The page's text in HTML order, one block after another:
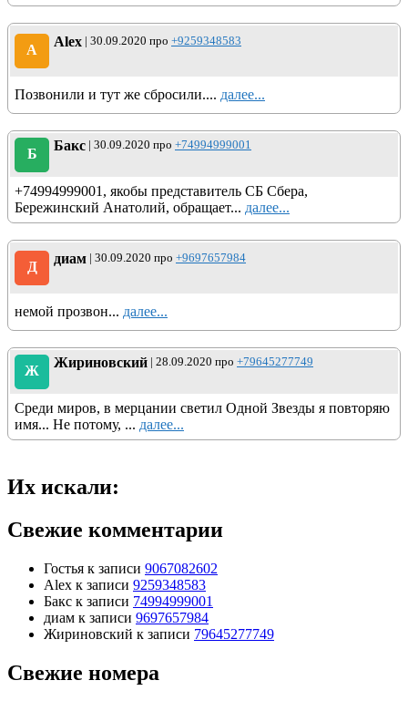
A
Alex | 30.09.2020 про +9259348583
Позвонили и тут же сбросили.... далее...
Б
Бакс | 30.09.2020 про +74994999001
+74994999001, якобы представитель СБ Сбера,
Бережинский Анатолий, обращает... далее...
Д
диам | 30.09.2020 про +9697657984
немой прозвон... далее...
Ж
Жириновский | 28.09.2020 про +79645277749
Среди миров, в мерцании светил Одной Звезды я повторяю
имя... Не потому, ... далее...
Их искали:
Свежие комментарии
Гостья к записи 9067082602
Alex к записи 9259348583
Бакс к записи 74994999001
диам к записи 9697657984
Жириновский к записи 79645277749
Свежие номера